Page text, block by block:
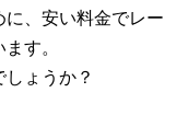
、安い料金でレー
す。
ょうか？